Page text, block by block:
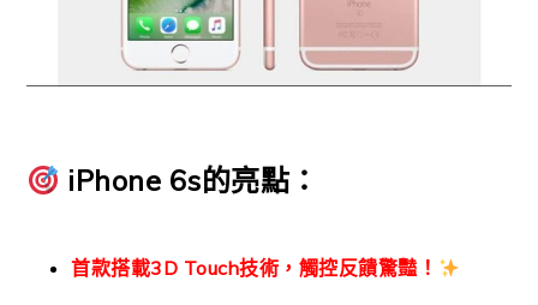
iPhone 6s的亮點：
首款搭載3D Touch技術，觸控反饋驚豔！